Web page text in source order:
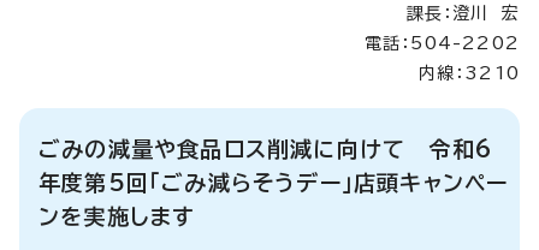
課長：澄川 宏
電話：504-2202
内線：3210
ごみの減量や食品ロス削減に向けて 令和6
年度第5回「ごみ減らそうデー」店頭キャンペー
ンを実施します